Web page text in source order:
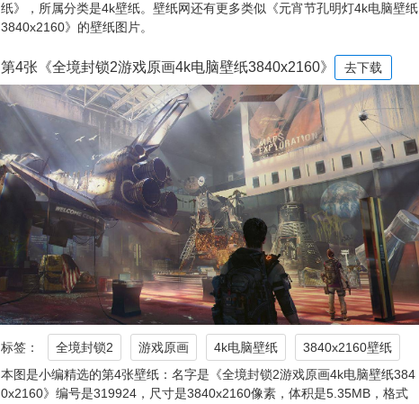
纸》，所属分类是4k壁纸。壁纸网还有更多类似《元宵节孔明灯4k电脑壁纸
3840x2160》的壁纸图片。
第4张《全境封锁2游戏原画4k电脑壁纸3840x2160》 去下载
标签： 全境封锁2 游戏原画 4k电脑壁纸
3840x2160壁纸
本图是小编精选的第4张壁纸：名字是《全境封锁2游戏原画4k电脑壁纸384
0x2160》编号是319924，尺寸是3840x2160像素，体积是5.35MB，格式